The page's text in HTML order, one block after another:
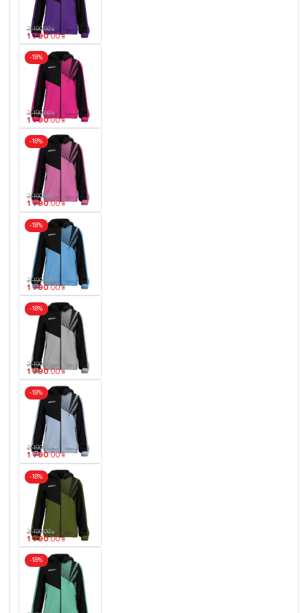
2 190.00 ₴
1 790.00 ₴
-18%
2 190.00 ₴
1 790.00 ₴
-18%
2 190.00 ₴
1 790.00 ₴
-18%
2 190.00 ₴
1 790.00 ₴
-18%
2 190.00 ₴
1 790.00 ₴
-18%
2 190.00 ₴
1 790.00 ₴
-18%
2 190.00 ₴
1 790.00 ₴
-18%